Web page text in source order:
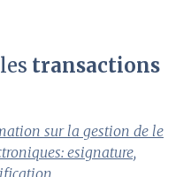
les transactions
sur la gestion de le
esignature,